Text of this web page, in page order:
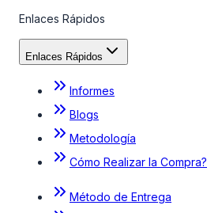
Enlaces Rápidos
Enlaces Rápidos
Informes
Blogs
Metodología
Cómo Realizar la Compra?
Método de Entrega